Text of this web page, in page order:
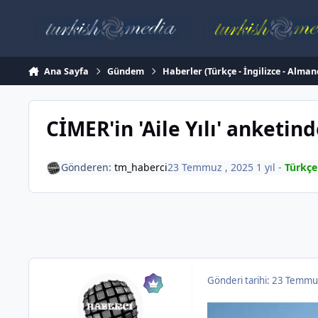
Ana Sayfa Gündem Haberler (Türkçe - İngilizce -
CİMER'in 'Aile Yılı'
Gönderen: tm_haberci23 Temmuz , 2025 1 yıl -
Gönderi tarihi: 23